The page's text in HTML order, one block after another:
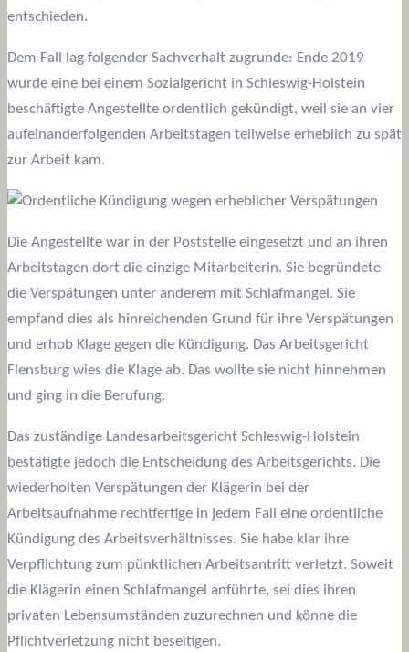
entschieden.
Dem Fall lag folgender Sachverhalt zugrunde: Ende 2019
wurde eine bei einem Sozialgericht in Schleswig-Holstein
beschäftigte Angestellte ordentlich gekündigt, weil sie an vier
aufeinanderfolgenden Arbeitstagen teilweise erheblich zu spät
zur Arbeit kam.
Die Angestellte war in der Poststelle eingesetzt und an ihren
Arbeitstagen dort die einzige Mitarbeiterin. Sie begründete
die Verspätungen unter anderem mit Schlafmangel. Sie
empfand dies als hinreichenden Grund für ihre Verspätungen
und erhob Klage gegen die Kündigung. Das Arbeitsgericht
Flensburg wies die Klage ab. Das wollte sie nicht hinnehmen
und ging in die Berufung.
Das zuständige Landesarbeitsgericht Schleswig-Holstein
bestätigte jedoch die Entscheidung des Arbeitsgerichts. Die
wiederholten Verspätungen der Klägerin bei der
Arbeitsaufnahme rechtfertige in jedem Fall eine ordentliche
Kündigung des Arbeitsverhältnisses. Sie habe klar ihre
Verpflichtung zum pünktlichen Arbeitsantritt verletzt. Soweit
die Klägerin einen Schlafmangel anführte, sei dies ihren
privaten Lebensumständen zuzurechnen und könne die
Pflichtverletzung nicht beseitigen.